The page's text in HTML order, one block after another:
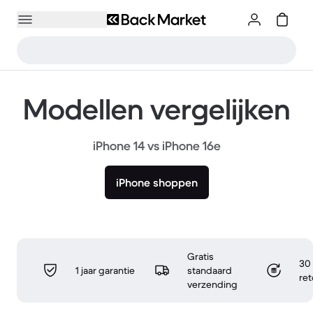
Modellen vergelijken
iPhone 14 vs iPhone 16e
iPhone shoppen
1 jaar garantie
Gratis
standaard
verzending
30